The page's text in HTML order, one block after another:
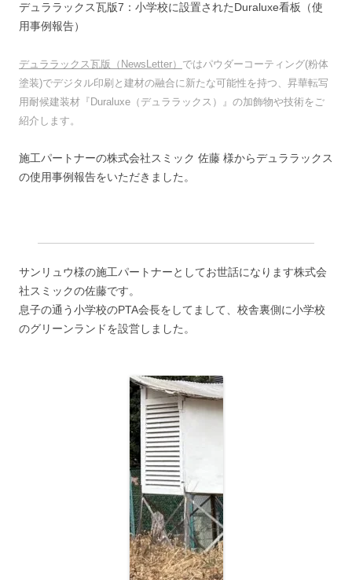
デュララックス瓦版7：小学校に設置されたDuraluxe看板（使
用事例報告）
デュララックス瓦版（NewsLetter） ではパウダーコーティング(粉体
塗装)でデジタル印刷と建材の融合に新たな可能性を持つ、昇華転写
用耐候建装材『Duraluxe（デュララックス）』の加飾物や技術をご
紹介します。
施工パートナーの株式会社スミック 佐藤 様からデュララックス
の使用事例報告をいただきました。
サンリュウ様の施工パートナーとしてお世話になります株式会
社スミックの佐藤です。
息子の通う小学校のPTA会長をしてまして、校舎裏側に小学校
のグリーンランドを設営しました。